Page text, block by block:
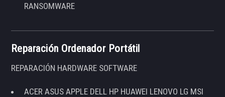
RANSOMWARE
Reparación Ordenador Portátil
REPARACIÓN HARDWARE SOFTWARE
ACER ASUS APPLE DELL HP HUAWEI LENOVO LG MSI